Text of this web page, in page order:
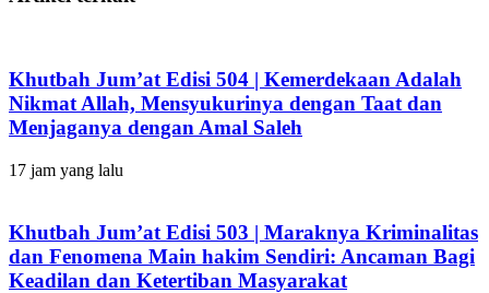
Khutbah Jum’at Edisi 504 | Kemerdekaan Adalah
Nikmat Allah, Mensyukurinya dengan Taat dan
Menjaganya dengan Amal Saleh
17 jam yang lalu
Khutbah Jum’at Edisi 503 | Maraknya Kriminalitas
dan Fenomena Main hakim Sendiri: Ancaman Bagi
Keadilan dan Ketertiban Masyarakat